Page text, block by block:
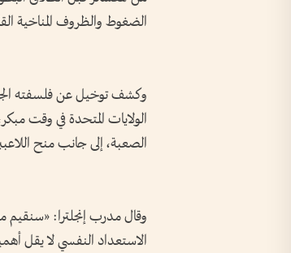
الضغوط والظروف المناخية
وكشف توخيل عن فلسفته
الولايات المتحدة في وقت
الصعبة، إلى جانب منح
وقال مدرب إنجلترا: «سنقيم
الاستعداد النفسي لا يقل